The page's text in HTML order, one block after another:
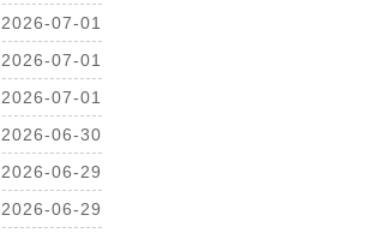
2026-07-01
2026-07-01
2026-07-01
2026-06-30
2026-06-29
2026-06-29